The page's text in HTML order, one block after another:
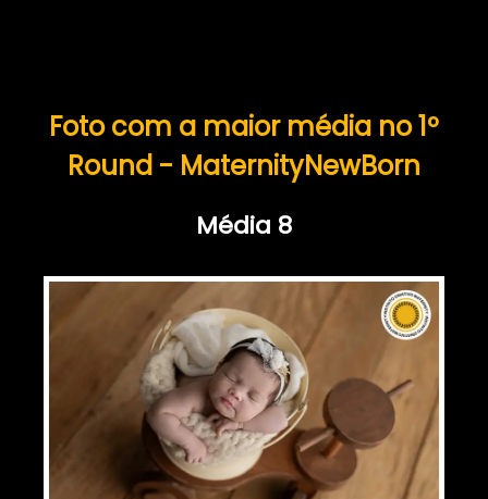
Foto com a maior média no 1º
Round - MaternityNewBorn
Média 8